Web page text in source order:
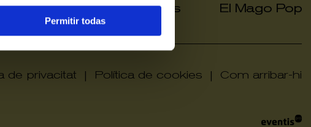
Permitir todas
grup | Hola Grups El Mago Pop
de privacitat | Política de cookies | Com arribar-hi